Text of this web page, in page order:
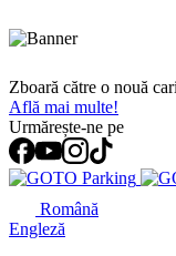
Zboară către o nouă
Află mai multe!
Urmărește-ne pe
Română
Engleză